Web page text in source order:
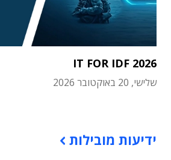
IT FOR IDF 2026
שלישי, 20 באוקטובר 2026
ידיעות מובילות